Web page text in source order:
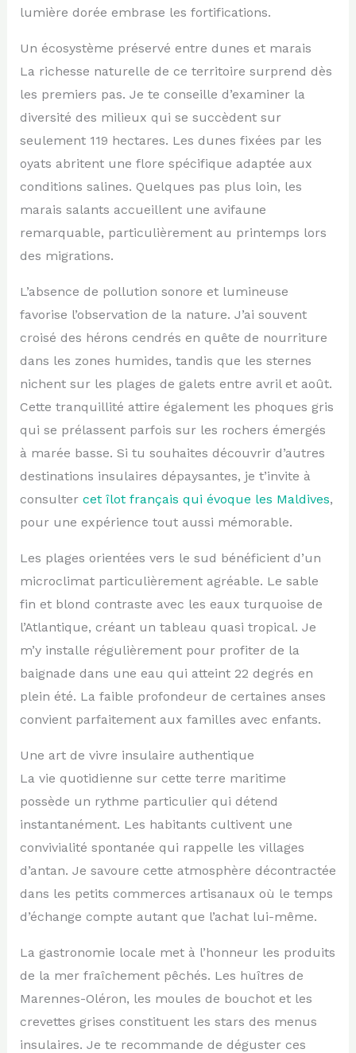
lumière dorée embrase les fortifications.
Un écosystème préservé entre dunes et marais
La richesse naturelle de ce territoire surprend dès
les premiers pas. Je te conseille d’examiner la
diversité des milieux qui se succèdent sur
seulement 119 hectares. Les dunes fixées par les
oyats abritent une flore spécifique adaptée aux
conditions salines. Quelques pas plus loin, les
marais salants accueillent une avifaune
remarquable, particulièrement au printemps lors
des migrations.
L’absence de pollution sonore et lumineuse
favorise l’observation de la nature. J’ai souvent
croisé des hérons cendrés en quête de nourriture
dans les zones humides, tandis que les sternes
nichent sur les plages de galets entre avril et août.
Cette tranquillité attire également les phoques gris
qui se prélassent parfois sur les rochers émergés
à marée basse. Si tu souhaites découvrir d’autres
destinations insulaires dépaysantes, je t’invite à
consulter cet îlot français qui évoque les Maldives,
pour une expérience tout aussi mémorable.
Les plages orientées vers le sud bénéficient d’un
microclimat particulièrement agréable. Le sable
fin et blond contraste avec les eaux turquoise de
l’Atlantique, créant un tableau quasi tropical. Je
m’y installe régulièrement pour profiter de la
baignade dans une eau qui atteint 22 degrés en
plein été. La faible profondeur de certaines anses
convient parfaitement aux familles avec enfants.
Une art de vivre insulaire authentique
La vie quotidienne sur cette terre maritime
possède un rythme particulier qui détend
instantanément. Les habitants cultivent une
convivialité spontanée qui rappelle les villages
d’antan. Je savoure cette atmosphère décontractée
dans les petits commerces artisanaux où le temps
d’échange compte autant que l’achat lui-même.
La gastronomie locale met à l’honneur les produits
de la mer fraîchement pêchés. Les huîtres de
Marennes-Oléron, les moules de bouchot et les
crevettes grises constituent les stars des menus
insulaires. Je te recommande de déguster ces